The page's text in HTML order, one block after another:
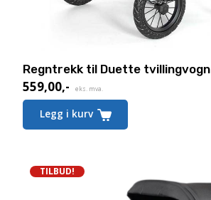
Regntrekk til Duette tvillingvogn
559,00,- eks. mva.
Legg i kurv
TILBUD!